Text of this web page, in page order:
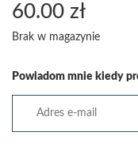
60.00 zł
Brak w magazynie
Powiadom mnie kiedy